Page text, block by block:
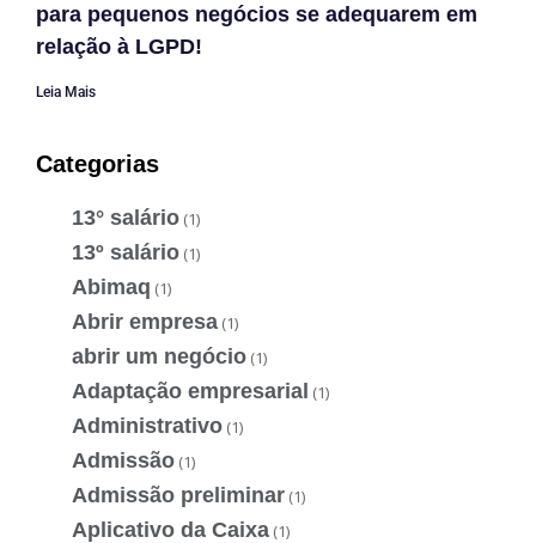
para pequenos negócios se adequarem em
relação à LGPD!
Leia Mais
Categorias
13° salário (1)
13º salário (1)
Abimaq (1)
Abrir empresa (1)
abrir um negócio (1)
Adaptação empresarial (1)
Administrativo (1)
Admissão (1)
Admissão preliminar (1)
Aplicativo da Caixa (1)